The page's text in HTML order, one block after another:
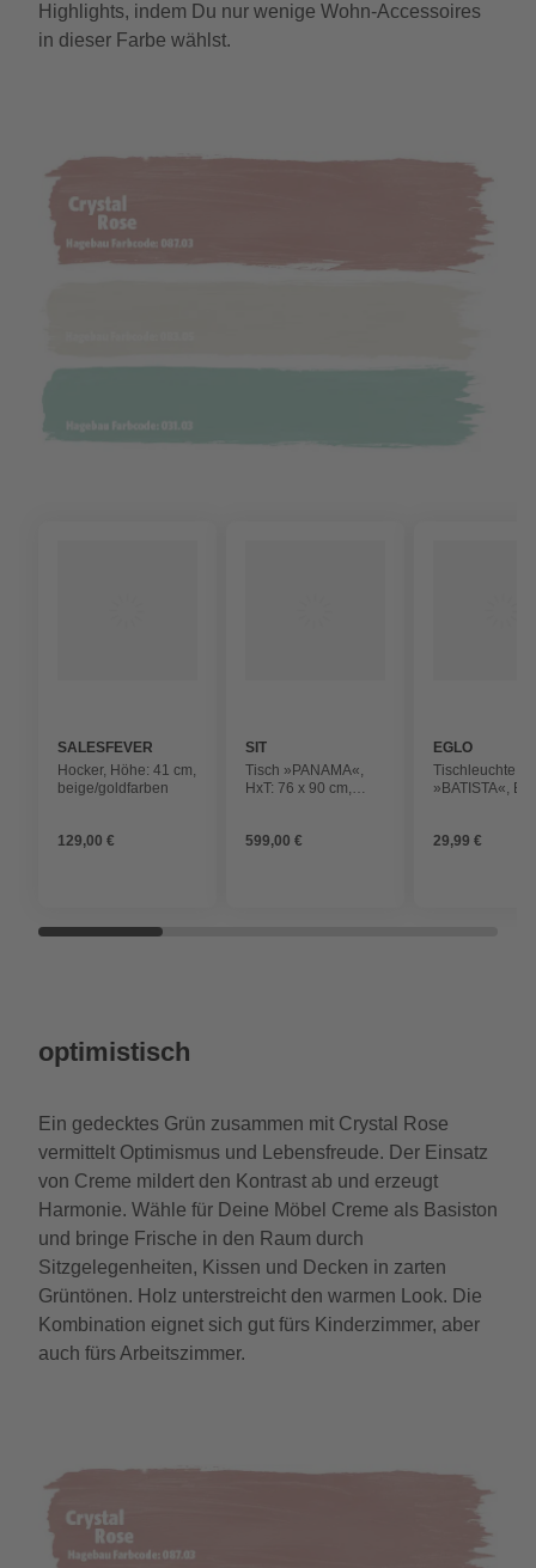
Highlights, indem Du nur wenige Wohn-Accessoires
in dieser Farbe wählst.
SALESFEVER
Hocker, Höhe: 41 cm,
beige/goldfarben
129,00 €
SIT
Tisch »PANAMA«,
HxT: 76 x 90 cm,
599,00 €
EGLO
Tischleuchte
»BATISTA«,
29,99 €
optimistisch
Ein gedecktes Grün zusammen mit Crystal Rose
vermittelt Optimismus und Lebensfreude. Der Einsatz
von Creme mildert den Kontrast ab und erzeugt
Harmonie. Wähle für Deine Möbel Creme als Basiston
und bringe Frische in den Raum durch
Sitzgelegenheiten, Kissen und Decken in zarten
Grüntönen. Holz unterstreicht den warmen Look. Die
Kombination eignet sich gut fürs Kinderzimmer, aber
auch fürs Arbeitszimmer.